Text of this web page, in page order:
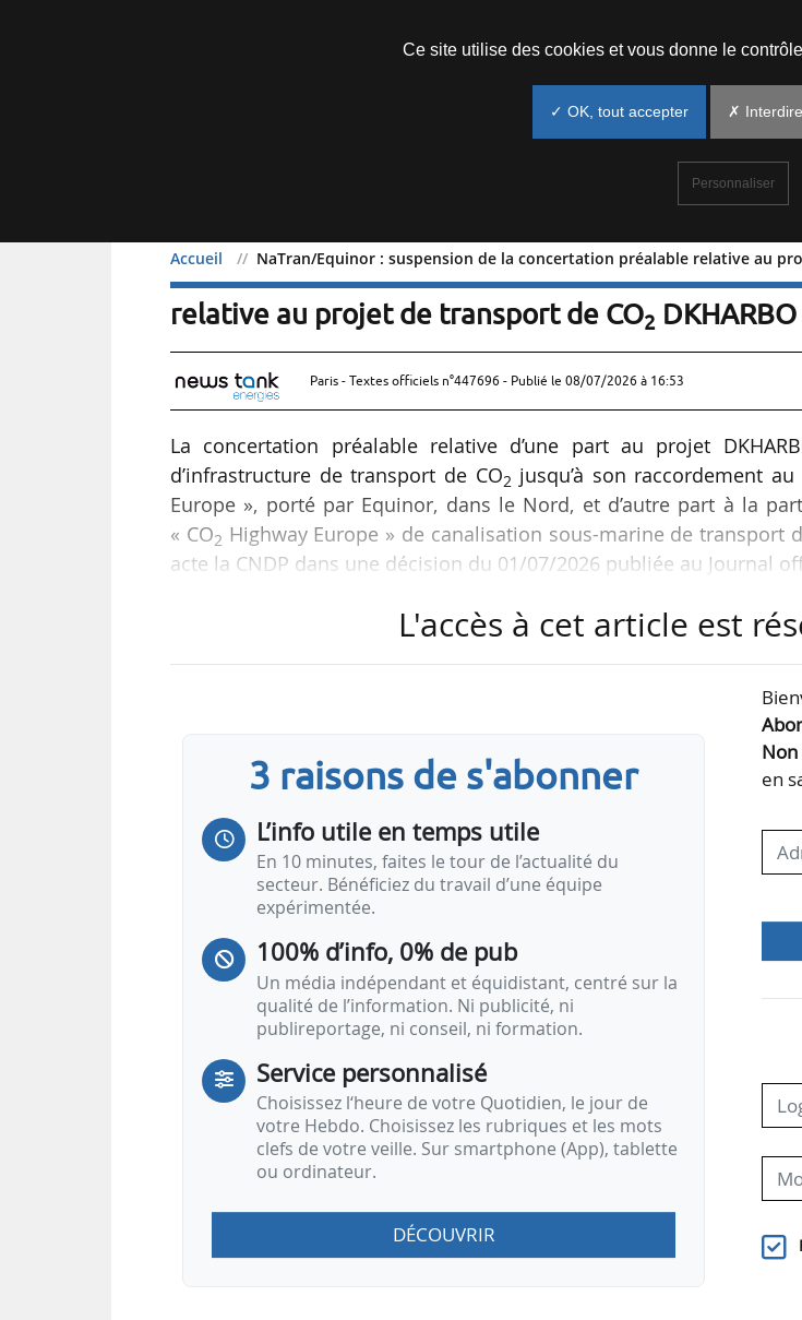
Accueil NaTran/Equinor : suspension de la concertation préalable relative au
NaTran/Equinor : suspension de la concertation
relative au projet de transport de CO2 DKHARBO
Paris - Textes officiels n°447696 - Publié le 08/07/2026 à 16:53
La concertation préalable relative d’une part au projet
d’infrastructure de transport de CO2 jusqu’à son raccordement
Europe », porté par Equinor, dans le Nord, et d’autre part à la
« CO2 Highway Europe » de canalisation sous-marine de transport
acte la CNDP dans une décision du 01/07/2026 publiée au Journal
Cette décision fait suite à un courrier en date du 19/06/2026
« Le projet prévoyait une concertation publique en 2026 afin de
L'accès à cet article est
3 raisons de s'abonner
L’info utile en temps utile
En 10 minutes, faites le tour de l’actualité du
secteur. Bénéficiez du travail d’une équipe
expérimentée.
100% d’info, 0% de pub
Un média indépendant et équidistant, centré sur la
qualité de l’information. Ni publicité, ni
publireportage, ni conseil, ni formation.
Service personnalisé
Choisissez l‘heure de votre Quotidien, le jour de
votre Hebdo. Choisissez les rubriques et les mots
clefs de votre veille. Sur smartphone (App), tablette
ou ordinateur.
DÉCOUVRIR
Non
en
Ce site utilise des cookies et vous donne le
✓ OK, tout accepter ✗
Personnaliser